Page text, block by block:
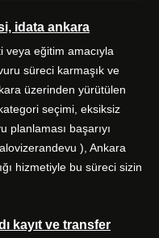
idata ankara
veya eğitim amacıyla
süreci karmaşık ve
üzerinden yürütülen
seçimi, eksiksiz
planlaması başarıyı
), Ankara
hizmetiyle bu süreci sizin
kayıt ve transfer